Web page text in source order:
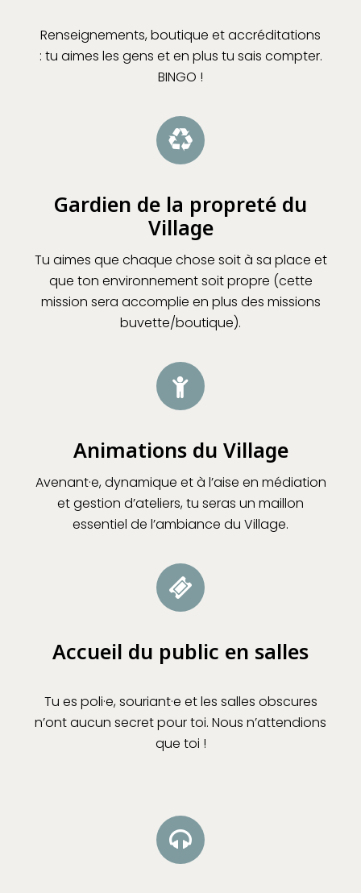
Renseignements, boutique et accréditations
: tu aimes les gens et en plus tu sais compter.
BINGO !
Gardien de la propreté du
Village
Tu aimes que chaque chose soit à sa place et
que ton environnement soit propre (cette
mission sera accomplie en plus des missions
buvette/boutique).
Animations du Village
Avenant·e, dynamique età l’aise en médiation
et gestion d’ateliers, tu seras un maillon
essentiel de l’ambiance du Village.
Accueil du public en salles
Tu es poli·e, souriant·e et les salles obscures
n’ont aucun secret pour toi. Nous n’attendions
que toi !